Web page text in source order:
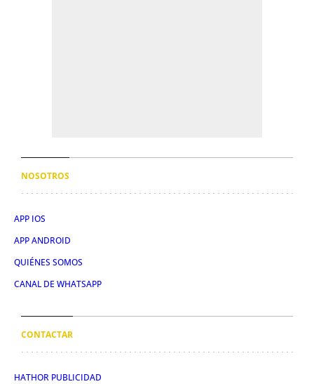
NOSOTROS
APP IOS
APP ANDROID
QUIÉNES SOMOS
CANAL DE WHATSAPP
CONTACTAR
HATHOR PUBLICIDAD